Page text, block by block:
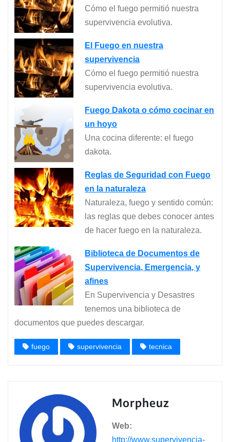
Cómo el fuego permitió nuestra
supervivencia evolutiva.
El Fuego en nuestra
supervivencia
Cómo el fuego permitió nuestra
supervivencia evolutiva.
Fuego Dakota o cómo cocinar en
un hoyo
Una cocina diferente: el fuego
dakota.
Reglas de Seguridad con Fuego
en la naturaleza
Naturaleza, fuego y sentido común:
las reglas que debes conocer antes
de hacer fuego en la naturaleza.
Biblioteca de Documentos de
Supervivencia, Emergencia, y
afines
En Supervivencia y Desastres
tenemos una biblioteca de
documentos que puedes descargar.
fuego supervivencia tecnica
Morpheuz
Web:
http://www.supervivencia-